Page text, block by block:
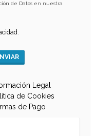
de Datos en nuestra
.
Legal
de Cookies
de Pago